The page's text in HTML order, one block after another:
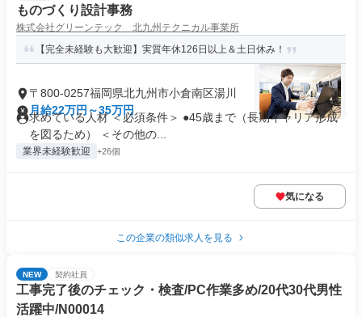
ものづくり設計事務
株式会社グリーンテック 北九州テクニカル事業所
【完全未経験も大歓迎】実質年休126日以上＆土日休み！
〒800-0257福岡県北九州市小倉南区湯川
月給22万円～35万円
求めている人材 ＜必須条件＞ ●45歳まで（長期キャリア形成
を図るため） ＜その他の...
業界未経験歓迎 +26個
気になる
この企業の類似求人を見る
NEW 契約社員
工事完了後のチェック・検査/PC作業多め/20代30代男性
活躍中/N00014